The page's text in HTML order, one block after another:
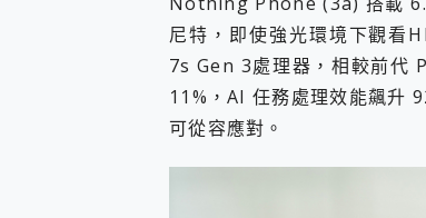
尼特，即使強光環境下觀看
7s Gen 3處理器，相較前代
11%，AI 任務處理效能飆升
可從容應對。